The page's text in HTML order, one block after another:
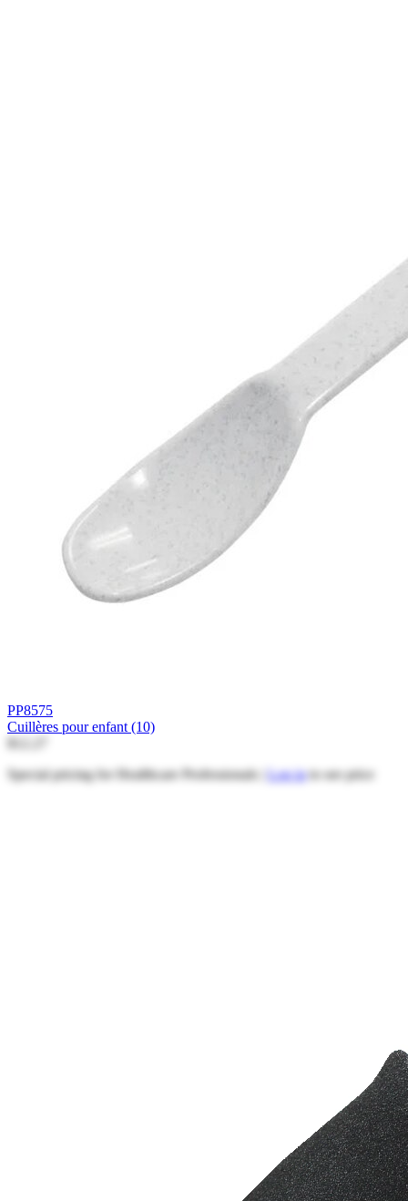
PP8575
Cuillères pour enfant (10)
Special pricing for Healthcare Professionals | Log into see price